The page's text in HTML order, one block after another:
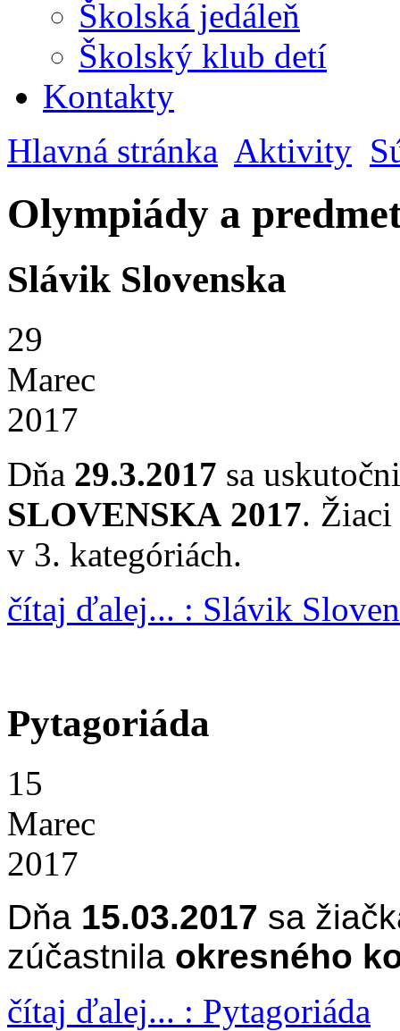
Školská jedáleň
Školský klub detí
Kontakty
Hlavná stránka Aktivity
Olympiády a
Slávik Slovenska
29
Marec
2017
Dňa 29.3.2017 sa
SLOVENSKA 2017.
v 3. kategóriách.
čítaj ďalej... : Slávik
Pytagoriáda
15
Marec
2017
Dňa 15.03.2017 sa
zúčastnila okresného
čítaj ďalej... : Pytagoriáda